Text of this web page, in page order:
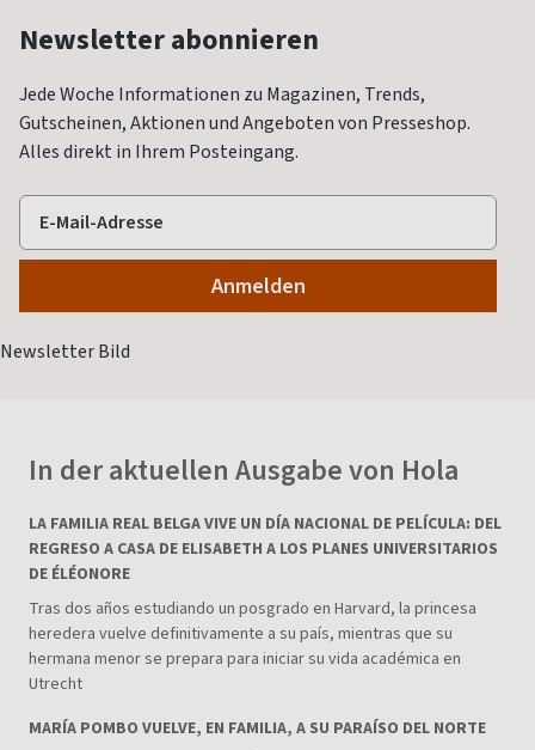
Newsletter abonnieren
Jede Woche Informationen zu Magazinen, Trends,
Gutscheinen, Aktionen und Angeboten von Presseshop.
Alles direkt in Ihrem Posteingang.
In der aktuellen Ausgabe von Hola
LA FAMILIA REAL BELGA VIVE UN DÍA NACIONAL DE PELÍCULA: DEL
REGRESO A CASA DE ELISABETH A LOS PLANES UNIVERSITARIOS
DE ÉLÉONORE
Tras dos años estudiando un posgrado en Harvard, la princesa
heredera vuelve definitivamente a su país, mientras que su
hermana menor se prepara para iniciar su vida académica en
Utrecht
MARÍA POMBO VUELVE, EN FAMILIA, A SU PARAÍSO DEL NORTE